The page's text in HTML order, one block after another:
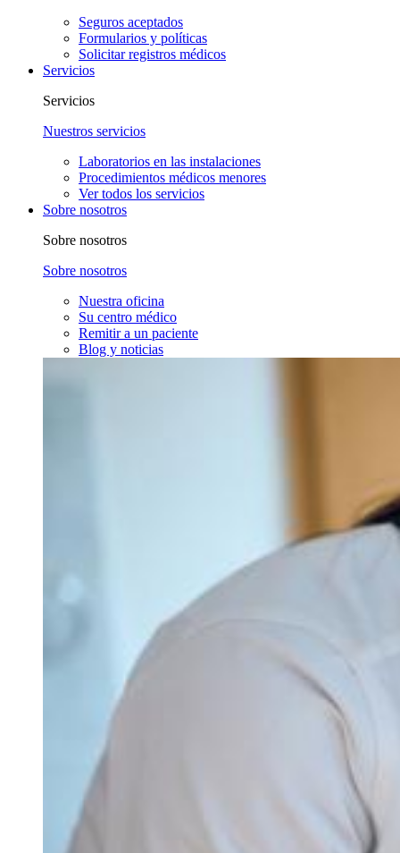
Seguros aceptados
Formularios y políticas
Solicitar registros médicos
Servicios
Servicios
Nuestros servicios
Laboratorios en las instalaciones
Procedimientos médicos menores
Ver todos los servicios
Sobre nosotros
Sobre nosotros
Sobre nosotros
Nuestra oficina
Su centro médico
Remitir a un paciente
Blog y noticias